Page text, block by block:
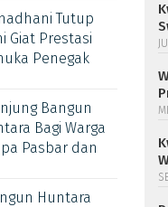
Tutup
Giat Prestasi
Penegak
Bangun
Bagi Warga
Pasbar dan
Huntara